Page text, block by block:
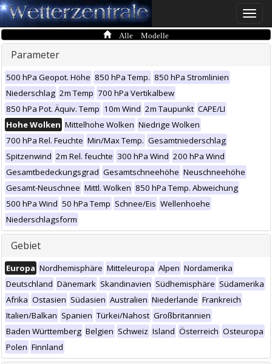
Toggle
Alle Modelle
Parameter
500 hPa Geopot. Höhe 850 hPa Temp. 850 hPa Stromlinien
Niederschlag 2m Temp 700 hPa Vertikalbew
850 hPa Pot. Äquiv. Temp 10m Wind 2m Taupunkt CAPE/LI
Hohe Wolken Mittelhohe Wolken Niedrige Wolken
700 hPa Rel. Feuchte Min/Max Temp. Gesamtniederschlag
Spitzenwind 2m Rel. feuchte 300 hPa Wind 200 hPa Wind
Gesamtbedeckungsgrad Gesamtschneehöhe Neuschneehöhe
Gesamt-Neuschnee Mittl. Wolken 850 hPa Temp. Abweichung
500 hPa Wind 50 hPa Temp Schnee/Eis Wellenhoehe
Niederschlagsform
Gebiet
Europa Nordhemisphäre Mitteleuropa Alpen Nordamerika
Deutschland Dänemark Skandinavien Südhemisphäre Südamerika
Afrika Ostasien Südasien Australien Niederlande Frankreich
Italien/Balkan Spanien Türkei/Nahost Großbritannien
Baden Württemberg Belgien Schweiz Island Österreich Osteuropa
Polen Finnland